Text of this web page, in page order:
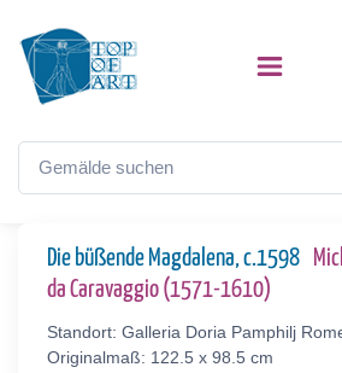
Die büßende Magdalena, c.1598
da Caravaggio (1571-1610)
Standort: Galleria Doria Pamphilj
Originalmaß: 122.5 x 98.5 cm